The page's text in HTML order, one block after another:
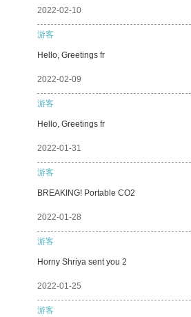
2022-02-10
游客
Hello, Greetings fr
2022-02-09
游客
Hello, Greetings fr
2022-01-31
游客
BREAKING! Portable CO2
2022-01-28
游客
Horny Shriya sent you 2
2022-01-25
游客